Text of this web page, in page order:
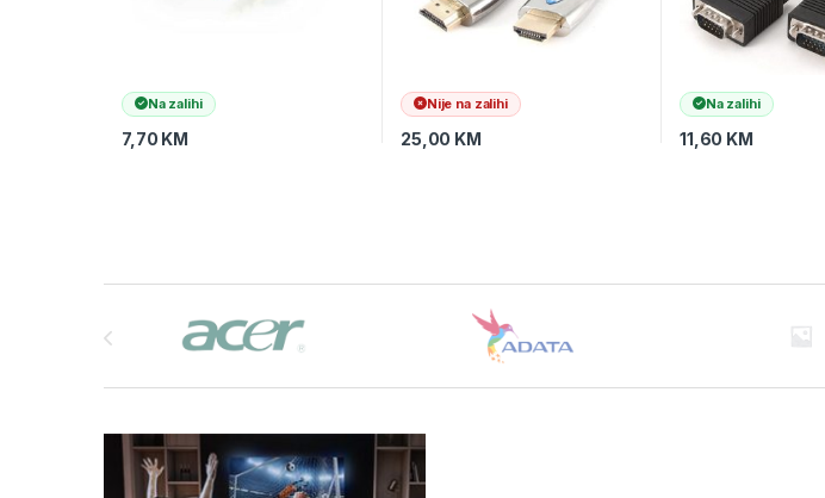
Na zalihi
7,70 KM
Nije na zalihi
25,00 KM
Na zalihi
11,60 KM